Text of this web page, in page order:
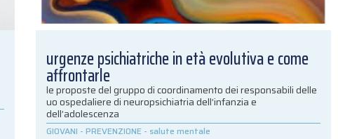
urgenze psichiatriche in età evolutiva e come
affrontarle
le proposte del gruppo di coordinamento dei responsabili delle
uo ospedaliere di neuropsichiatria dell’infanzia e
dell’adolescenza
GIOVANI - PREVENZIONE - salute mentale